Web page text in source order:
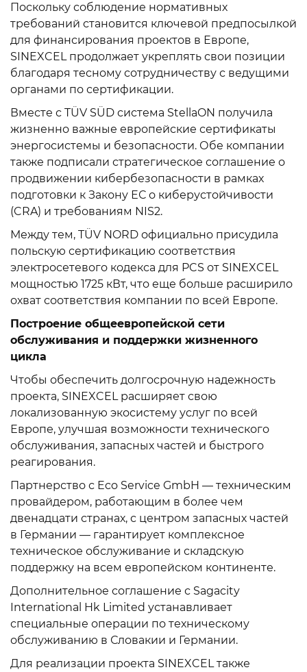
Поскольку соблюдение нормативных
требований становится ключевой предпосылкой
для финансирования проектов в Европе,
SINEXCEL продолжает укреплять свои позиции
благодаря тесному сотрудничеству с ведущими
органами по сертификации.
Вместе с TÜV SÜD система StellaON получила
жизненно важные европейские сертификаты
энергосистемы и безопасности. Обе компании
также подписали стратегическое соглашение о
продвижении кибербезопасности в рамках
подготовки к Закону ЕС о киберустойчивости
(CRA) и требованиям NIS2.
Между тем, TÜV NORD официально присудила
польскую сертификацию соответствия
электросетевого кодекса для PCS от SINEXCEL
мощностью 1725 кВт, что еще больше расширило
охват соответствия компании по всей Европе.
Построение общеевропейской сети
обслуживания и поддержки жизненного
цикла
Чтобы обеспечить долгосрочную надежность
проекта, SINEXCEL расширяет свою
локализованную экосистему услуг по всей
Европе, улучшая возможности технического
обслуживания, запасных частей и быстрого
реагирования.
Партнерство с Eco Service GmbH — техническим
провайдером, работающим в более чем
двенадцати странах, с центром запасных частей
в Германии — гарантирует комплексное
техническое обслуживание и складскую
поддержку на всем европейском континенте.
Дополнительное соглашение с Sagacity
International Hk Limited устанавливает
специальные операции по техническому
обслуживанию в Словакии и Германии.
Для реализации проекта SINEXCEL также